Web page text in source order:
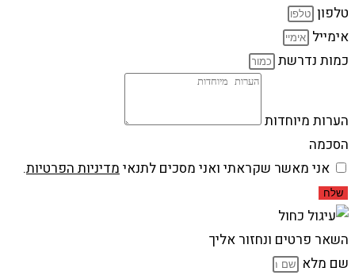
טלפון
אימייל
כמות נדרשת
הערות מיוחדות
הסכמה
אני מאשר שקראתי ואני מסכים לתנאי מדיניות הפרטיות.
שלח
השאר פרטים ונחזור אליך
שם מלא